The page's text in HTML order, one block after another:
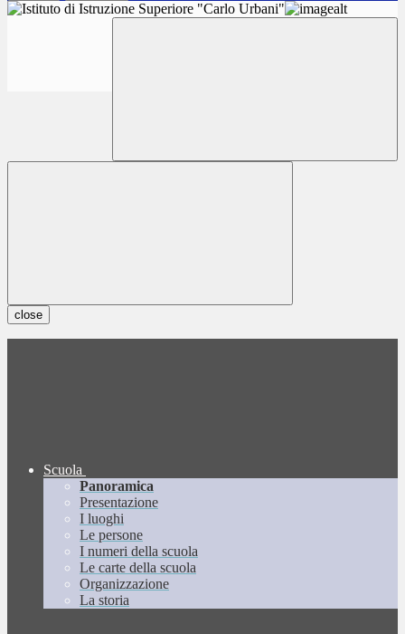
close
Scuola
Panoramica
Presentazione
I luoghi
Le persone
I numeri della scuola
Le carte della scuola
Organizzazione
La storia